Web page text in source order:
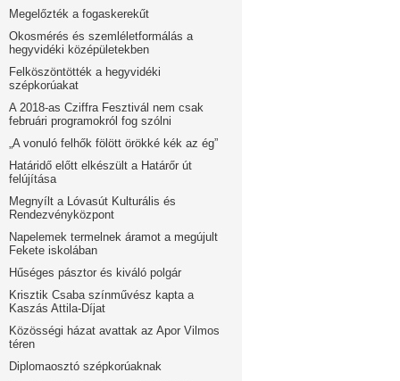
Megelőzték a fogaskerekűt
Okosmérés és szemléletformálás a
hegyvidéki középületekben
Felköszöntötték a hegyvidéki
szépkorúakat
A 2018-as Cziffra Fesztivál nem csak
februári programokról fog szólni
„A vonuló felhők fölött örökké kék az ég”
Határidő előtt elkészült a Határőr út
felújítása
Megnyílt a Lóvasút Kulturális és
Rendezvényközpont
Napelemek termelnek áramot a megújult
Fekete iskolában
Hűséges pásztor és kiváló polgár
Krisztik Csaba színművész kapta a
Kaszás Attila-Díjat
Közösségi házat avattak az Apor Vilmos
téren
Diplomaosztó szépkorúaknak